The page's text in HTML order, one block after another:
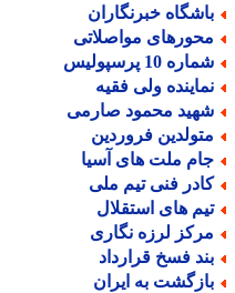
خبرنگاران
مواصلاتی
10 پرسپولیس
ولی فقیه
محمود صارمی
فروردین
ملت های آسیا
فنی تیم ملی
های استقلال
لرزه نگاری
فسخ قرارداد
به ایران